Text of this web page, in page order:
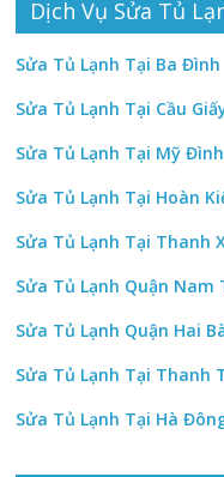
Dịch Vụ Sửa Tủ
Sửa Tủ Lạnh Tại Ba Đình
Sửa Tủ Lạnh Tại Cầu
Sửa Tủ Lạnh Tại Mỹ Đình
Sửa Tủ Lạnh Tại Hoàn
Sửa Tủ Lạnh Tại Thanh
Sửa Tủ Lạnh Quận Nam
Sửa Tủ Lạnh Quận Hai
Sửa Tủ Lạnh Tại Thanh
Sửa Tủ Lạnh Tại Hà